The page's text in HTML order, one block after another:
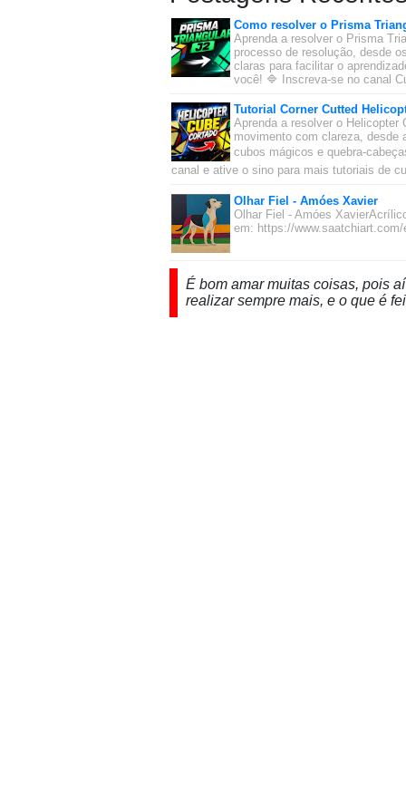
Como resolver o Prisma
Aprenda a resolver o Prisma
processo de resolução, desde
claras para facilitar o
você! 🔷 Inscreva-se no canal
Tutorial Corner Cutted
Aprenda a resolver o
movimento com clareza, desde
cubos mágicos e quebra-
canal e ative o sino para mais tutoriais de
Olhar Fiel - Amóes Xavier
Olhar Fiel - Amóes
em: https://www.saatchiart.com/
É bom amar muitas coisas, pois
realizar sempre mais, e o que é